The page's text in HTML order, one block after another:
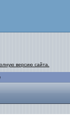
версию сайта.